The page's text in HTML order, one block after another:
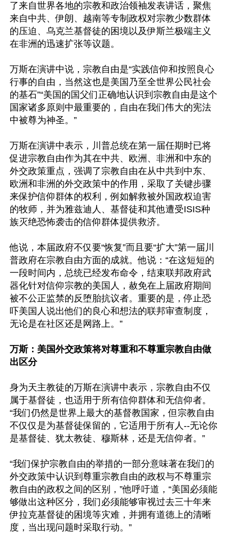
了来自世界各地的宗教和政治领袖发表讲话，聚焦
来自中共、伊朗、越南等专制政权对宗教少数群体
的压迫、乌克兰基督徒的困境以及伊斯兰极端主义
在非洲的迅速扩张等议题。
万斯在演讲中说，宗教自由是“实践信仰和按照良心
行事的自由，当然这也是美国乃至全世界公民社会
的基石”“美国的国父们正确地认识到宗教自由是这个
国家诸多原则中最重要的，自由在我们伟大的宪法
中被尊为神圣。”
万斯在演讲中表示，川普总统在第一届任期时已将
促进宗教自由作为其在中共、欧洲、非洲和中东的
外交政策重点，强调了宗教自由在从中共到中东、
欧洲和非洲的外交政策中的作用，采取了关键步骤
来保护信仰群体的权利，例如解救被外国政权迫害
的牧师，并为雅兹迪人、基督徒和其他遭受ISIS种
族灭绝恐怖袭击的信仰群体提供救济。
他说，本届政府不仅要“恢复”而且要“扩大”第一届川
普政府在宗教自由方面的成就。他说：“在这短短的
一段时间内，总统已经发布命令，结束联邦政府武
器化针对信仰宗教的美国人，赦免在上届政府期间
被不公正监禁的反堕胎抗议者。重要的是，停止恐
吓美国人说出他们的良心和想法的联邦审查制度，
无论是在社区还是网路上。”
万斯：美国外交政策将对尊重和不尊重宗教自由做
出区分
身为天主教徒的万斯在演讲中表示，宗教自由不仅
属于基督徒，也适用于所有信仰群体和无信仰者。
“我们仍然是世界上最大的基督教国家，但宗教自由
不仅仅是为基督徒保留的，它适用于所有人--无论你
是基督徒、犹太教徒、穆斯林，还是无信仰者。”
“我们保护宗教自由的举措的一部分意味著在我们的
外交政策中认识到尊重宗教自由的政权与不尊重宗
教自由的政权之间的区别，”他呼吁道，“美国必须能
够做出这种区分，我们必须能够审视过去三十年来
伊拉克基督徒的困境等灾难，并拥有道德上的清晰
度，当出现问题时采取行动。”